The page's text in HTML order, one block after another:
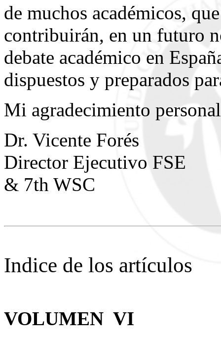
de muchos académicos,
contribuirán, en un futuro
debate académico en
dispuestos y preparados
Mi agradecimiento
Dr. Vicente Forés
Director Ejecutivo FSE
& 7th WSC
Indice de los artículos
VOLUMEN VI